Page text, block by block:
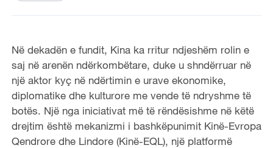
Në dekadën e fundit, Kina ka rritur ndjeshëm rolin e
saj në arenën ndërkombëtare, duke u shndërruar në
një aktor kyç në ndërtimin e urave ekonomike,
diplomatike dhe kulturore me vende të ndryshme të
botës. Një nga iniciativat më të rëndësishme në këtë
drejtim është mekanizmi i bashkëpunimit Kinë-Evropa
Qendrore dhe Lindore (Kinë-EQL), një platformë